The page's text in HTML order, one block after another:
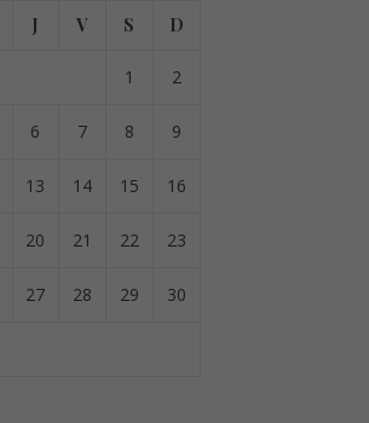
J V S D
1 2
6 7 8 9
13 14 15 16
20 21 22 23
27 28 29 30